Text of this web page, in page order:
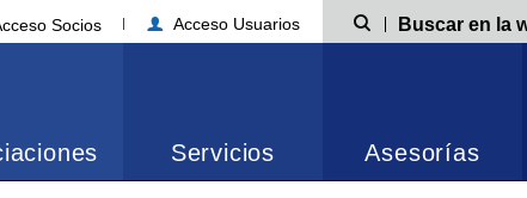
Socios Acceso Usuarios Búsqueda
Servicios Asesorías